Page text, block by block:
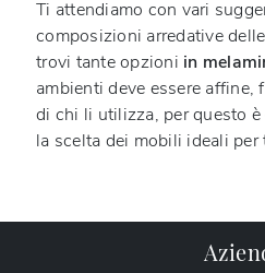
Ti attendiamo con vari
composizioni arredative
trovi tante opzioni in
ambienti deve essere
di chi li utilizza, per questo
la scelta dei mobili ideali per